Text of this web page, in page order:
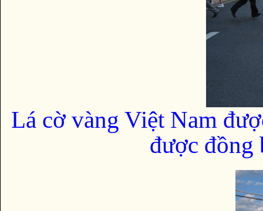
Lá cờ vàng Việt Nam
được đồng